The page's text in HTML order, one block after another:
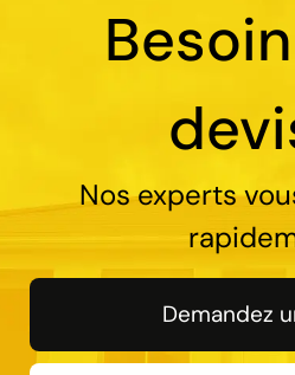
Nos experts
Demandez